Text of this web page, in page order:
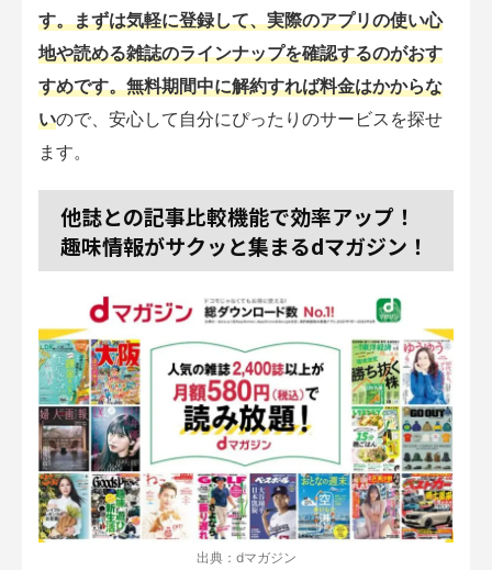
す。まずは気軽に登録して、実際のアプリの使い心
地や読める雑誌のラインナップを確認するのがおす
すめです。無料期間中に解約すれば料金はかからな
いので、安心して自分にぴったりのサービスを探せ
ます。
他誌との記事比較機能で効率アップ！
趣味情報がサクッと集まるdマガジン！
出典：dマガジン